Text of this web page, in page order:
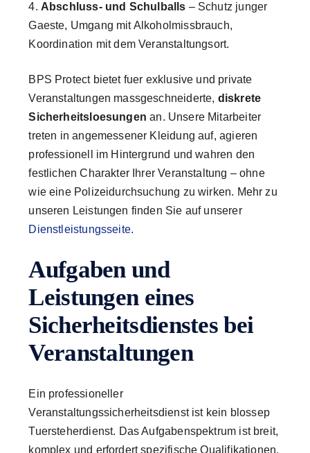
Abschluss- und Schulballs – Schutz junger
Gaeste, Umgang mit Alkoholmissbrauch,
Koordination mit dem Veranstaltungsort.
BPS Protect bietet fuer exklusive und private
Veranstaltungen massgeschneiderte, diskrete
Sicherheitsloesungen an. Unsere Mitarbeiter
treten in angemessener Kleidung auf, agieren
professionell im Hintergrund und wahren den
festlichen Charakter Ihrer Veranstaltung – ohne
wie eine Polizeidurchsuchung zu wirken. Mehr zu
unseren Leistungen finden Sie auf unserer
Dienstleistungsseite.
Aufgaben und
Leistungen eines
Sicherheitsdienstes bei
Veranstaltungen
Ein professioneller
Veranstaltungssicherheitsdienst ist kein blossер
Tuersteherdienst. Das Aufgabenspektrum ist breit,
komplex und erfordert spezifische Qualifikationen.